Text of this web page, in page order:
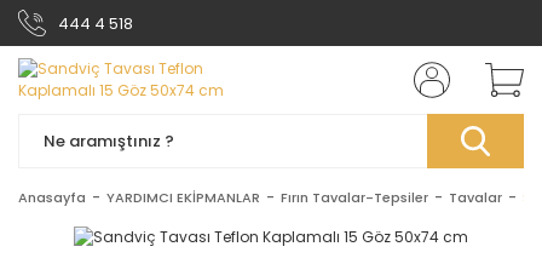
444 4 518
Anasayfa YARDIMCI EKİPMANLAR Fırın Tavalar-Tepsiler Tavalar